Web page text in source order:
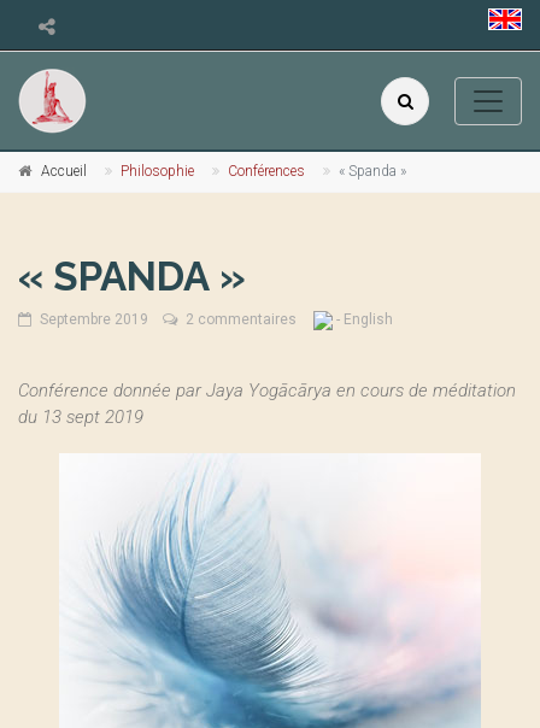
Accueil Philosophie Conférences « Spanda »
« SPANDA »
Septembre 2019 2 commentaires - English
Conférence donnée par Jaya Yogācārya en cours de méditation
du 13 sept 2019